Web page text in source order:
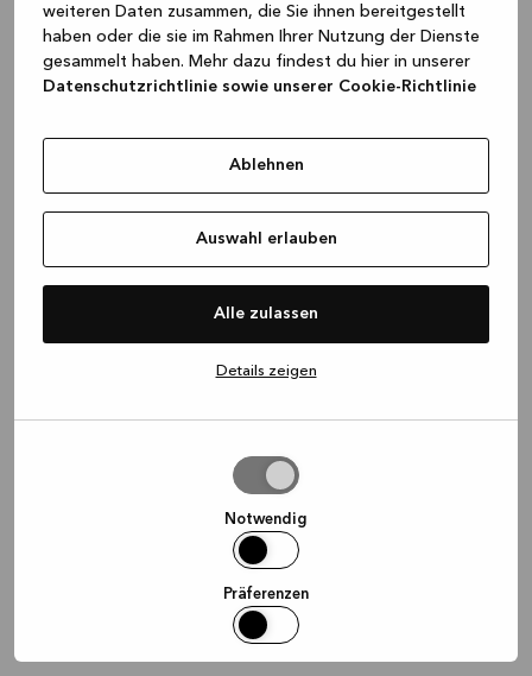
weiteren Daten zusammen, die Sie ihnen bereitgestellt
haben oder die sie im Rahmen Ihrer Nutzung der Dienste
gesammelt haben. Mehr dazu findest du hier in unserer
Datenschutzrichtlinie sowie unserer Cookie-Richtlinie
Ablehnen
Auswahl erlauben
Alle zulassen
Details zeigen
Notwendig
Präferenzen
loadingwww.kvik.de (see the browser console for more
information)